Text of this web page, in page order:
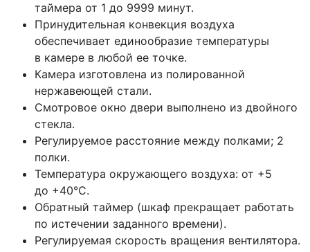
таймера от 1 до 9999 минут.
Принудительная конвекция воздуха
обеспечивает единообразие температуры
в камере в любой ее точке.
Камера изготовлена из полированной
нержавеющей стали.
Смотровое окно двери выполнено из двойного
стекла.
Регулируемое расстояние между полками; 2
полки.
Температура окружающего воздуха: от +5
до +40°С.
Обратный таймер (шкаф прекращает работать
по истечении заданного времени).
Регулируемая скорость вращения вентилятора.